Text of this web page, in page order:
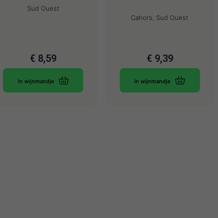
Sud Ouest
€ 8,59
In wijnmandje
Cahors, Sud Ouest
€ 9,39
In wijnmandje